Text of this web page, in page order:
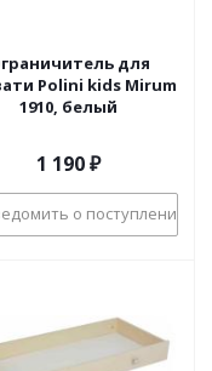
для
Polini kids Mirum
1910, белый
1 190₽
о поступлении